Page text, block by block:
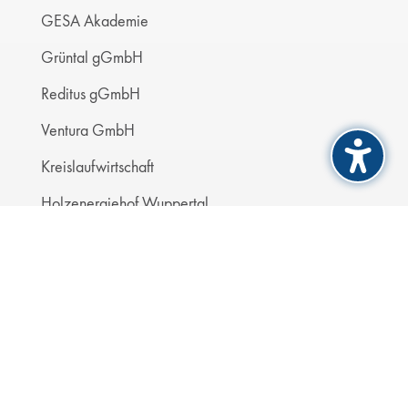
GESA Akademie
Grüntal gGmbH
Reditus gGmbH
Ventura GmbH
Kreislaufwirtschaft
Holzenergiehof Wuppertal